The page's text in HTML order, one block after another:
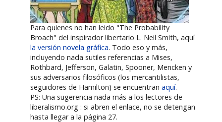
Para quienes no han leido "The Probability
Broach" del inspirador libertario L. Neil Smith, aquí
la versión novela gráfica. Todo eso y más,
incluyendo nada sutiles referencias a Mises,
Rothbard, Jefferson, Galatin, Spooner, Mencken y
sus adversarios filosóficos (los mercantilistas,
seguidores de Hamilton) se encuentranaquí.
PS: Una sugerencia nada más a los lectores de
liberalismo.org : si abren el enlace, no se detengan
hasta llegar a la página 27.